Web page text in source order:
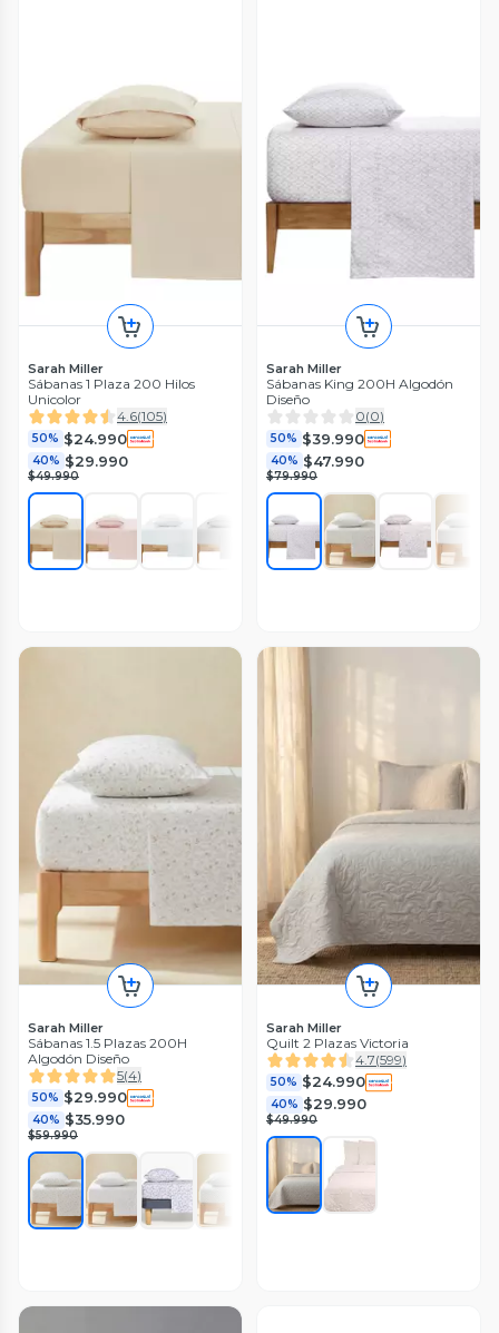
Sarah Miller
Sábanas 1 Plaza 200 Hilos
Unicolor
4.6(105)
50% $24.990
40% $29.990
$49.990
Sarah Miller
Sábanas King 200H Algodón
Diseño
0(0)
50% $39.990
40% $47.990
$79.990
Sarah Miller
Sábanas 1.5 Plazas 200H
Algodón Diseño
5(4)
50% $29.990
40% $35.990
$59.990
Sarah Miller
Quilt 2 Plazas Victoria
4.7(599)
50% $24.990
40% $29.990
$49.990